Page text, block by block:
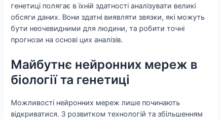
генетиці полягає в їхній здатності аналізувати великі
обсяги даних. Вони здатні виявляти звязки, які можуть
бути неочевидними для людини, та робити точні
прогнози на основі цих аналізів.
Майбутнє нейронних мереж в
біології та генетиці
Можливості нейронних мереж лише починають
відкриватися. З розвитком технологій та збільшенням